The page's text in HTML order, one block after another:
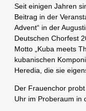
Seit einigen Jahren
Beitrag in der
Advent“ in der
Deutschen Chorfest
Motto „Kuba meets
kubanischen
Heredia, die sie
Der Frauenchor
Uhr im Proberaum in